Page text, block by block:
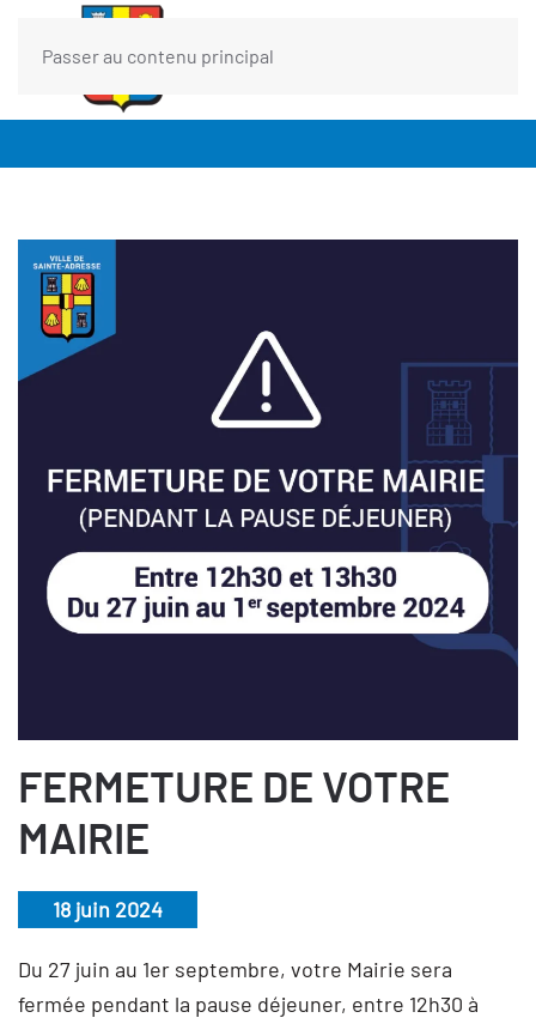
Passer au contenu principal
FERMETURE DE VOTRE
MAIRIE
18 juin 2024
Du 27 juin au 1er septembre, votre Mairie sera
fermée pendant la pause déjeuner, entre 12h30 à